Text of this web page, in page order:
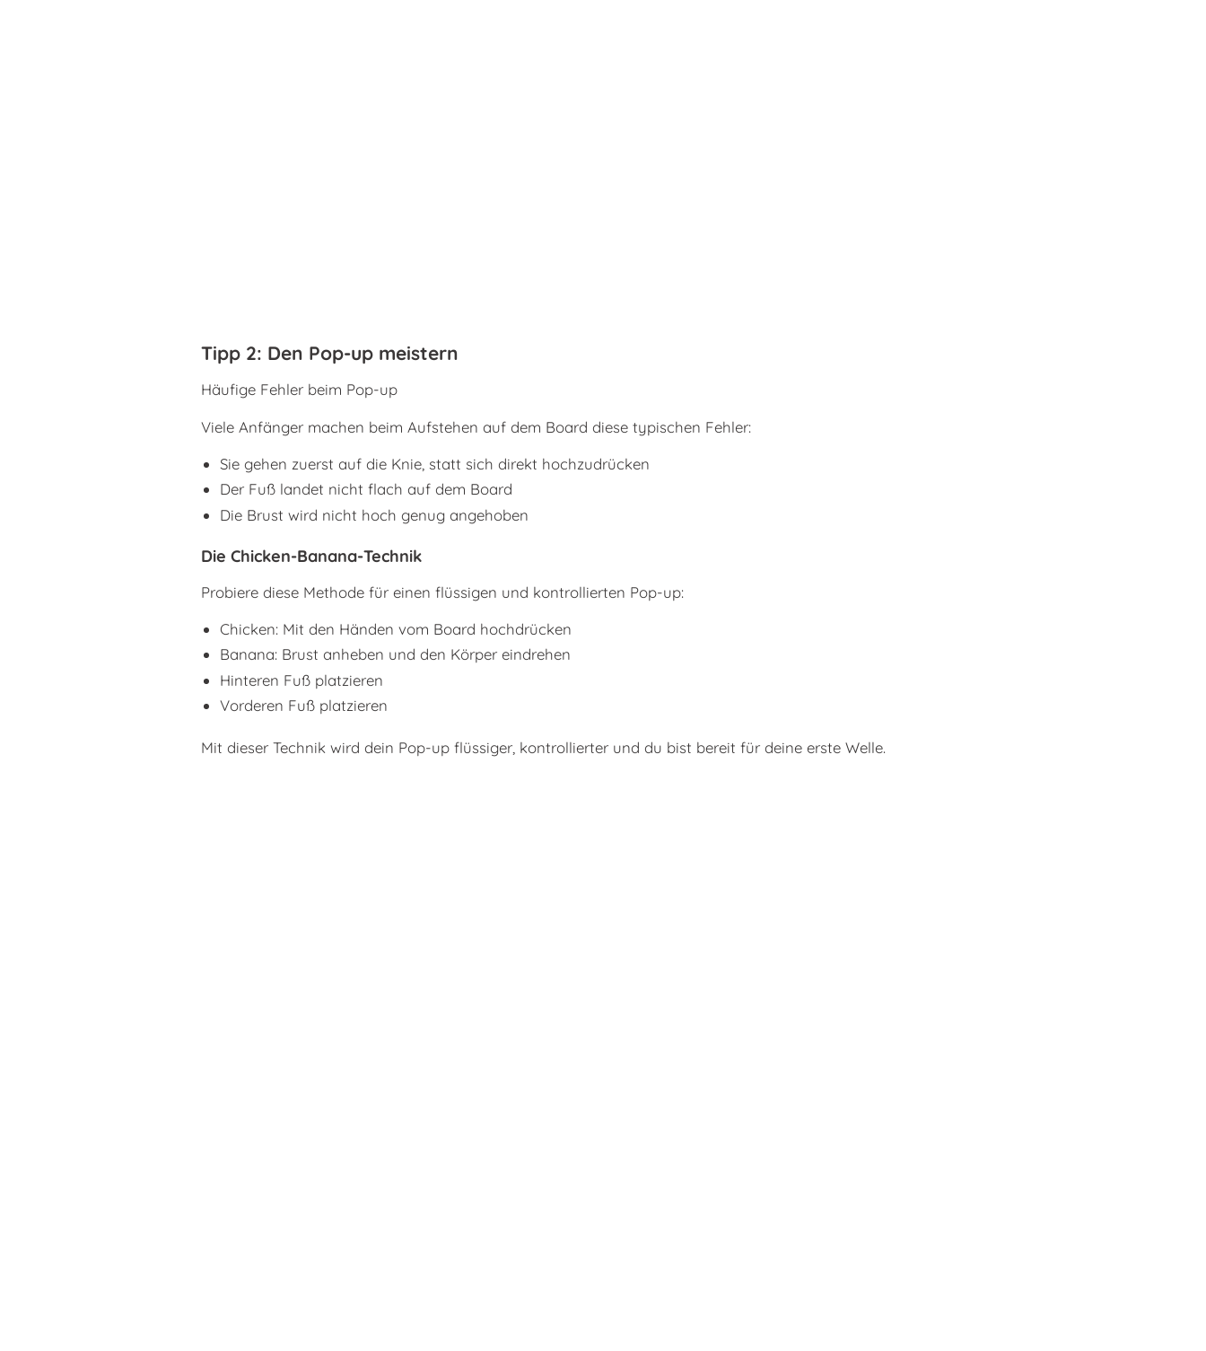
Tipp 2: Den Pop-up meistern
Häufige Fehler beim Pop-up
Viele Anfänger machen beim Aufstehen auf dem Board diese typischen Fehler:
Sie gehen zuerst auf die Knie, statt sich direkt hochzudrücken
Der Fuß landet nicht flach auf dem Board
Die Brust wird nicht hoch genug angehoben
Die Chicken-Banana-Technik
Probiere diese Methode für einen flüssigen und kontrollierten Pop-up:
Chicken: Mit den Händen vom Board hochdrücken
Banana: Brust anheben und den Körper eindrehen
Hinteren Fuß platzieren
Vorderen Fuß platzieren
Mit dieser Technik wird dein Pop-up flüssiger, kontrollierter und du bist bereit für deine erste Welle.